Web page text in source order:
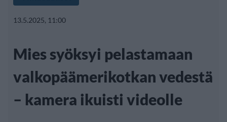
13.5.2025, 11:00
Mies syöksyi pelastamaan
valkopäämerikotkan vedestä
– kamera ikuisti videolle